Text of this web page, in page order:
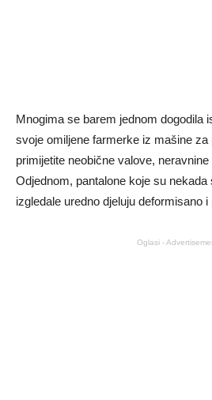
Mnogima se barem jednom dogodila
svoje omiljene farmerke iz mašine za
primijetite neobične valove,
Odjednom, pantalone koje su
izgledale uredno djeluju deformisano
Oglasi -